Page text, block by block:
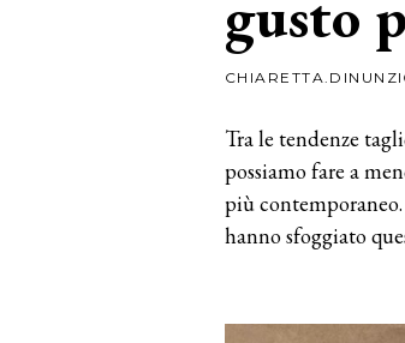
gusto
Tra le tendenze
possiamo fare a
più
hanno sfoggiato